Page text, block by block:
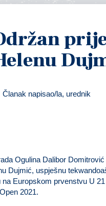
Članak napisao/la, urednik
Ogulina Dalibor
Dujmić, uspješnu
na Europskom prvenstvu U
2021.